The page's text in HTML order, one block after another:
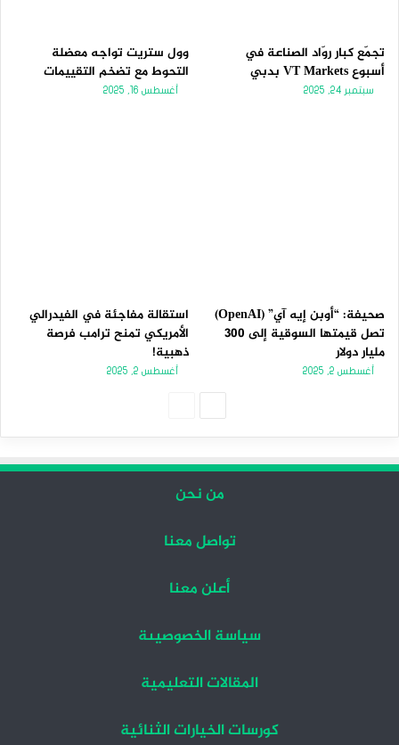
تجمّع كبار روّاد الصناعة في
أسبوع VT Markets بدبي
سبتمبر 24, 2025
وول ستريت تواجه معضلة
التحوط مع تضخم التقييمات
أغسطس 16, 2025
صحيفة: “أوبن إيه آي” (OpenAI)
تصل قيمتها السوقية إلى 300
مليار دولار
أغسطس 2, 2025
استقالة مفاجئة في الفيدرالي
الأمريكي تمنح ترامب فرصة
ذهبية!
أغسطس 2, 2025
من نحن
تواصل معنا
أعلن معنا
سياسة الخصوصيىة
المقالات التعليمية
كورسات الخيارات الثنائية